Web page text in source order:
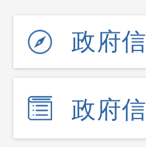
政
政府